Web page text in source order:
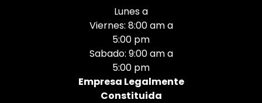
Lunes a
Viernes: 8:00 am a
5:00 pm
Sabado: 9:00 am a
5:00 pm
Empresa Legalmente
Constituida